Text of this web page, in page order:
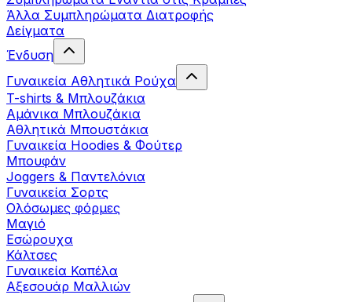
Άλλα Συμπληρώματα Διατροφής
Δείγματα
Ένδυση
Γυναικεία Αθλητικά Ρούχα
T-shirts & Μπλουζάκια
Αμάνικα Μπλουζάκια
Aθλητικά Μπουστάκια
Γυναικεία Hoodies & Φούτερ
Μπουφάν
Joggers & Παντελόνια
Γυναικεία Σορτς
Ολόσωμες φόρμες
Μαγιό
Εσώρουχα
Κάλτσες
Γυναικεία Καπέλα
Αξεσουάρ Μαλλιών